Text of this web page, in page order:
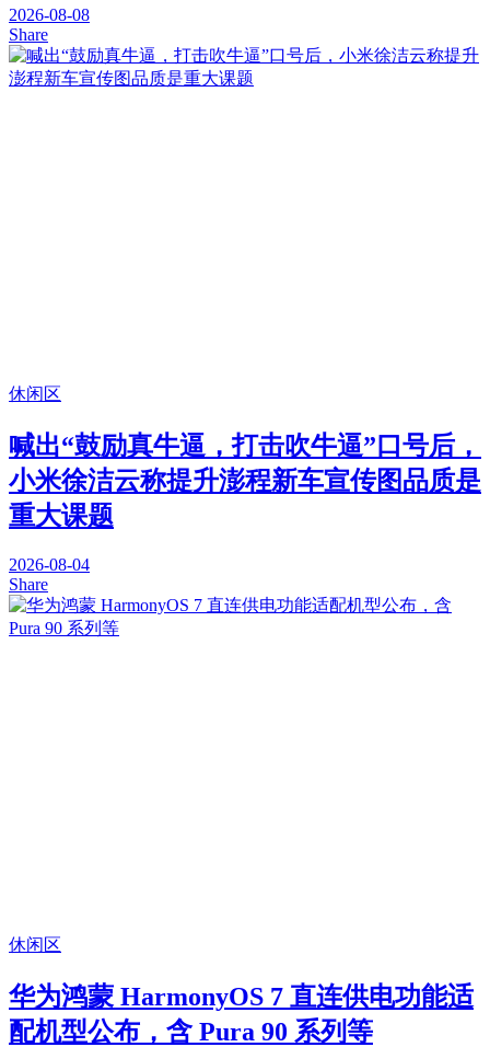
2026-08-08
Share
休闲区
喊出“鼓励真牛逼，打击吹牛逼”口号后，
小米徐洁云称提升澎程新车宣传图品质是
重大课题
2026-08-04
Share
休闲区
华为鸿蒙 HarmonyOS 7 直连供电功能适
配机型公布，含 Pura 90 系列等